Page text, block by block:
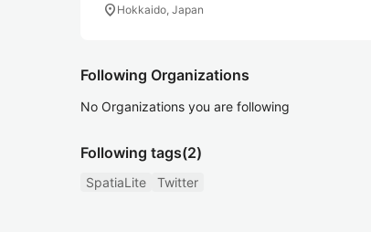
location_on Hokkaido, Japan
Following Organizations
No Organizations you are following
Following tags(2)
SpatiaLite Twitter